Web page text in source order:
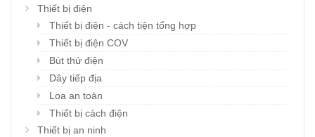
Thiết bị điện
Thiết bị điện - cách tiện tổng hợp
Thiết bị điện COV
Bút thử điện
Dây tiếp địa
Loa an toàn
Thiết bị cách điện
Thiết bị an ninh